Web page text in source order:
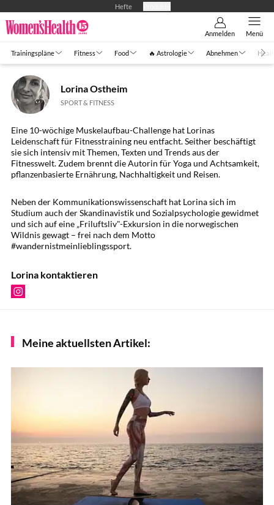
Hefte
Anmelden Menü
Trainingspläne Fitness Food 🔥 Astrologie Abnehmen
Lorina Ostheim
SPORT & FITNESS
Eine 10-wöchige Muskelaufbau-Challenge hat Lorinas
Leidenschaft für Fitnesstraining neu entfacht. Seither beschäftigt
sie sich intensiv mit Themen, Texten und Trends aus der
Fitnesswelt. Zudem brennt die Autorin für Yoga und Achtsamkeit,
pflanzenbasierte Ernährung, Nachhaltigkeit und Reisen.
Neben der Kommunikationswissenschaft hat Lorina sich im
Studium auch der Skandinavistik und Sozialpsychologie gewidmet
und sich auf eine „Friluftsliv"-Exkursion in die norwegischen
Wildnis gewagt – frei nach dem Motto
#wandernistmeinlieblingssport.
Lorina kontaktieren
Meine aktuellsten Artikel: